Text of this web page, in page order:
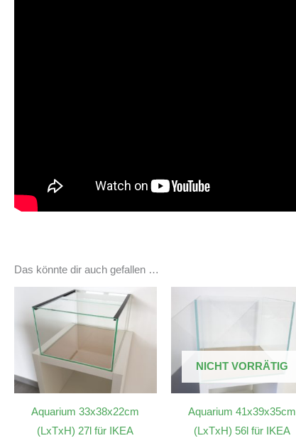
Das könnte dir auch gefallen …
Aquarium 33x38x22cm
(LxTxH) 27l für IKEA
NICHT VORRÄTIG
Aquarium 41x39x35cm
(LxTxH) 56l für IKEA